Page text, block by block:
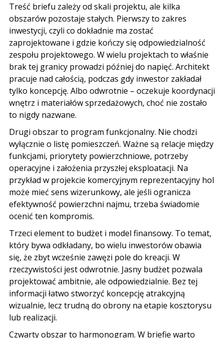
Treść briefu zależy od skali projektu, ale kilka
obszarów pozostaje stałych. Pierwszy to zakres
inwestycji, czyli co dokładnie ma zostać
zaprojektowane i gdzie kończy się odpowiedzialność
zespołu projektowego. W wielu projektach to właśnie
brak tej granicy prowadzi później do napięć. Architekt
pracuje nad całością, podczas gdy inwestor zakładał
tylko koncepcję. Albo odwrotnie – oczekuje koordynacji
wnętrz i materiałów sprzedażowych, choć nie zostało
to nigdy nazwane.
Drugi obszar to program funkcjonalny. Nie chodzi
wyłącznie o listę pomieszczeń. Ważne są relacje między
funkcjami, priorytety powierzchniowe, potrzeby
operacyjne i założenia przyszłej eksploatacji. Na
przykład w projekcie komercyjnym reprezentacyjny hol
może mieć sens wizerunkowy, ale jeśli ogranicza
efektywność powierzchni najmu, trzeba świadomie
ocenić ten kompromis.
Trzeci element to budżet i model finansowy. To temat,
który bywa odkładany, bo wielu inwestorów obawia
się, że zbyt wcześnie zawęzi pole do kreacji. W
rzeczywistości jest odwrotnie. Jasny budżet pozwala
projektować ambitnie, ale odpowiedzialnie. Bez tej
informacji łatwo stworzyć koncepcję atrakcyjną
wizualnie, lecz trudną do obrony na etapie kosztorysu
lub realizacji.
Czwarty obszar to harmonogram. W briefie warto